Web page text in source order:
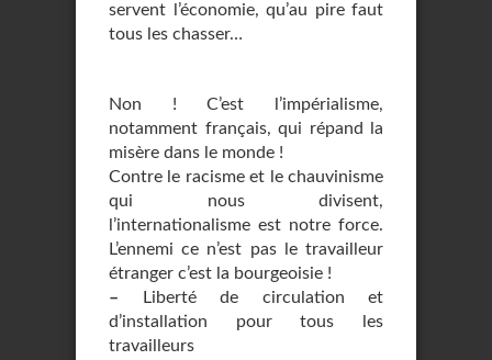
servent l’économie, qu’au pire faut
tous les chasser…
Non ! C’est l’impérialisme,
notamment français, qui répand la
misère dans le monde !
Contre le racisme et le chauvinisme
qui nous divisent,
l’internationalisme est notre force.
L’ennemi ce n’est pas le travailleur
étranger c’est la bourgeoisie !
– Liberté de circulation et
d’installation pour tous les
travailleurs